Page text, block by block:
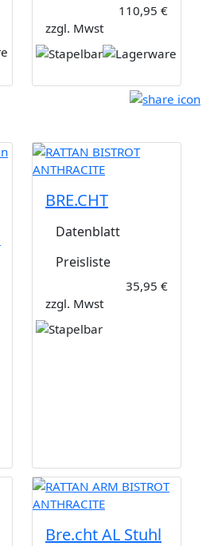
110,95 €
zzgl. Mwst
BRE.CHT
Datenblatt
Preisliste
35,95 €
zzgl. Mwst
Bre.cht AL Stuhl